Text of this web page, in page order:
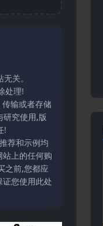
关。
处理!
输或者存储
研究使用,版
!
荐和示例均
上的任何购
之前,您都应
您使用此处